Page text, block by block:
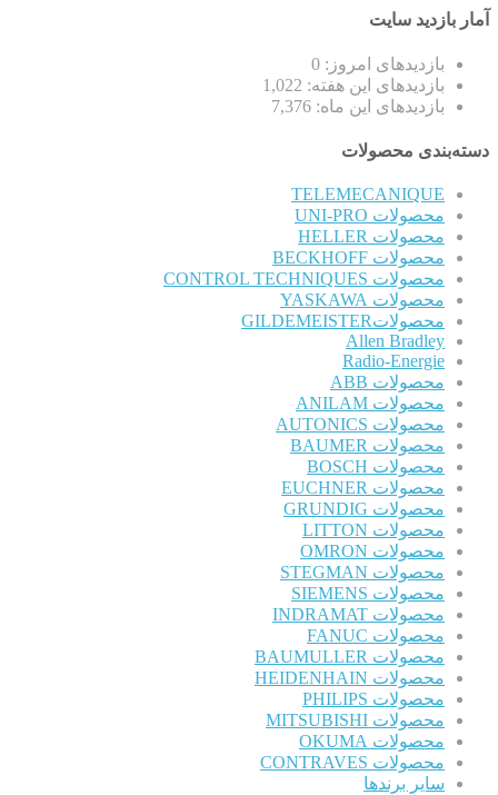
آمار بازدید سایت
بازدیدهای امروز: 0
بازدیدهای این هفته: 1,022
بازدیدهای این ماه: 7,376
دسته‌بندی محصولات
TELEMECANIQUE
محصولات UNI-PRO
محصولات HELLER
محصولات BECKHOFF
محصولات CONTROL TECHNIQUES
محصولات YASKAWA
محصولاتGILDEMEISTER
Allen Bradley
Radio-Energie
محصولات ABB
محصولات ANILAM
محصولات AUTONICS
محصولات BAUMER
محصولات BOSCH
محصولات EUCHNER
محصولات GRUNDIG
محصولات LITTON
محصولات OMRON
محصولات STEGMAN
محصولات SIEMENS
محصولات INDRAMAT
محصولات FANUC
محصولات BAUMULLER
محصولات HEIDENHAIN
محصولات PHILIPS
محصولات MITSUBISHI
محصولات OKUMA
محصولات CONTRAVES
سایر برندها